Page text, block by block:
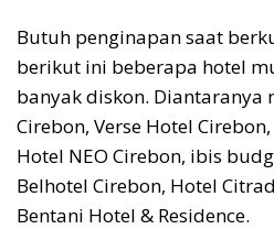
Butuh penginapan saat
berikut ini beberapa hotel
banyak diskon. Diantaranya
Cirebon, Verse Hotel
Hotel NEO Cirebon, ibis
Belhotel Cirebon, Hotel
Bentani Hotel & Residence.